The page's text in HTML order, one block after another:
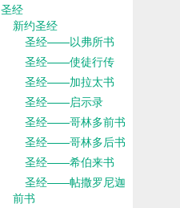
圣经
新约圣经
圣经——以弗所书
圣经——使徒行传
圣经——加拉太书
圣经——启示录
圣经——哥林多前书
圣经——哥林多后书
圣经——希伯来书
圣经——帖撒罗尼迦
前书